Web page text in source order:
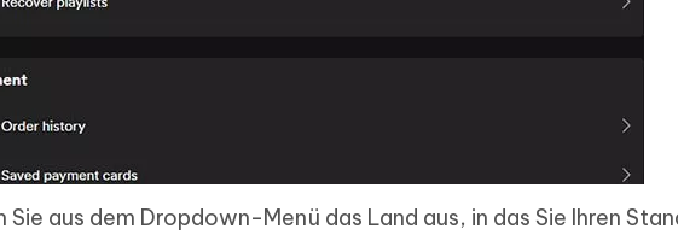
aus dem Dropdown-Menü das Land aus, in das Sie Ihren